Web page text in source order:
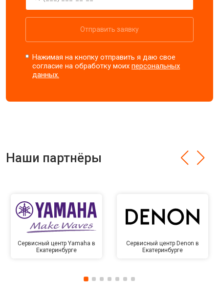
Отправить заявку
Нажимая на кнопку отправить я даю свое
согласие на обработку моихперсональных
данных.
Наши партнёры
Сервисный центр Yamaha в
Екатеринбурге
Сервисный центр Denon в
Екатеринбурге